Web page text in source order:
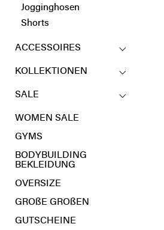
Jogginghosen
Shorts
ACCESSOIRES
KOLLEKTIONEN
SALE
WOMEN SALE
GYMS
BODYBUILDING
BEKLEIDUNG
OVERSIZE
GROßE GRÖßEN
GUTSCHEINE